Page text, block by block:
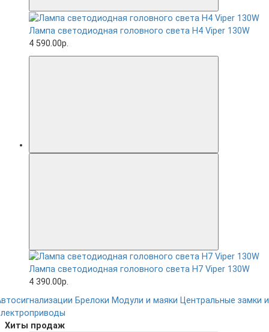
Лампа светодиодная головного света H4 Viper 130W
4 590.00р.
Лампа светодиодная головного света H7 Viper 130W
4 390.00р.
Брелоки Модули и маяки Центральные замки и
Хиты продаж